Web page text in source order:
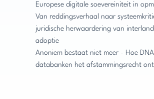
Europese digitale soevereiniteit in
Van reddingsverhaal naar
juridische herwaardering van
adoptie
Anoniem bestaat niet meer - Hoe
databanken het afstammingsrecht